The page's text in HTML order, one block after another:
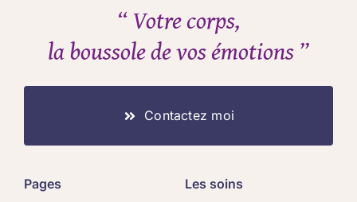
“ Votre corps,
la boussole de vos émotions ”
Contactez moi
Pages Les soins